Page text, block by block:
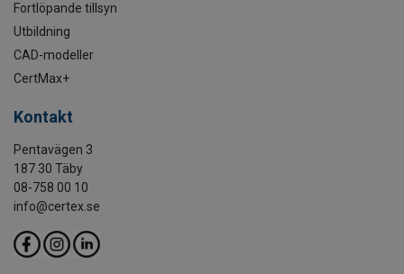
Fortlöpande tillsyn
Utbildning
CAD-modeller
CertMax+
Kontakt
Pentavägen 3
187 30 Täby
08-758 00 10
info@certex.se